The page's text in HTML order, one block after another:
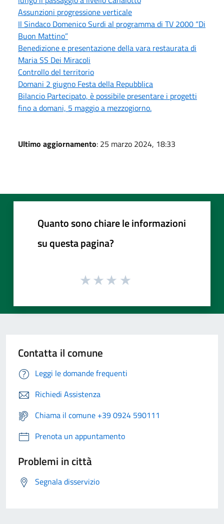
Assunzioni progressione verticale
Il Sindaco Domenico Surdi al programma di TV 2000 “Di
Buon Mattino”
Benedizione e presentazione della vara restaurata di
Maria SS Dei Miracoli
Controllo del territorio
Domani 2 giugno Festa della Repubblica
Bilancio Partecipato, è possibile presentare i progetti
fino a domani, 5 maggio a mezzogiorno.
Ultimo aggiornamento: 25 marzo 2024, 18:33
Quanto sono chiare le informazioni
su questa pagina?
Contatta il comune
Leggi le domande frequenti
Richiedi Assistenza
Chiama il comune +39 0924 590111
Prenota un appuntamento
Problemi in città
Segnala disservizio